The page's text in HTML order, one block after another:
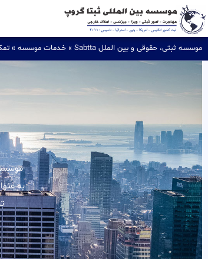
موسسه ثبتی، حقوقی و بین الملل Sabtta » خدمات موسسه »
به